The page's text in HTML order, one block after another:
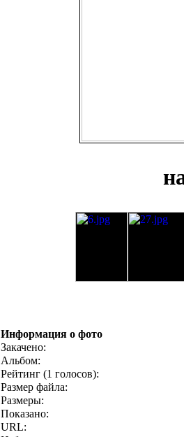
Информация о фото
Закачено:
Альбом:
Рейтинг (1 голосов):
Размер файла:
Размеры:
Показано:
URL: